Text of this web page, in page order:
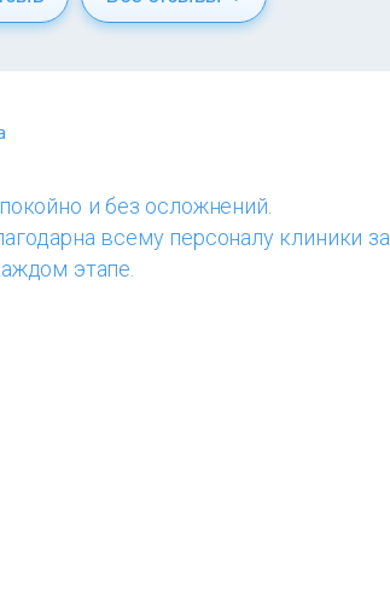
и без осложнений.
всему персоналу клиники за
этапе.